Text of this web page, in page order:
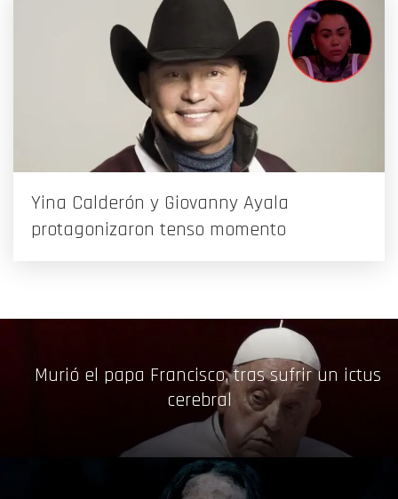
Yina Calderón y Giovanny Ayala
protagonizaron tenso momento
Murió el papa Francisco, tras sufrir un ictus
cerebral